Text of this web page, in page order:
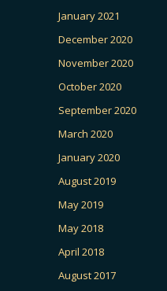
January 2021
December 2020
November 2020
October 2020
September 2020
March 2020
January 2020
August 2019
May 2019
May 2018
April 2018
August 2017